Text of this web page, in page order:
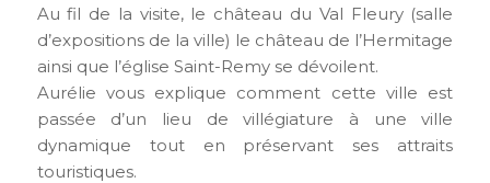
Au fil de la visite, le château du Val Fleury (salle
d’expositions de la ville) le château de l’Hermitage
ainsi que l’église Saint-Remy se dévoilent.
Aurélie vous explique comment cette ville est
passée d’un lieu de villégiature à une ville
dynamique tout en préservant ses attraits
touristiques.